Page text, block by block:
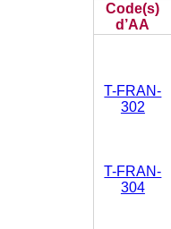
Code(s)
d’AA
T-FRAN-
302
T-FRAN-
304